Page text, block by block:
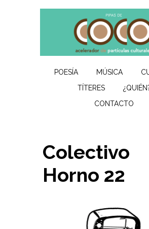
POESÍA MÚSICA
TÍTERES
CONTACTO
Colectivo
Horno 22